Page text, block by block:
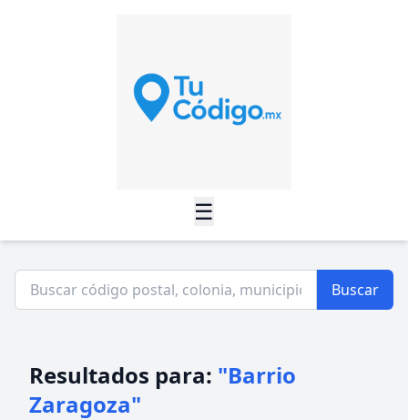
☰
Buscar
Resultados para: "Barrio
Zaragoza"